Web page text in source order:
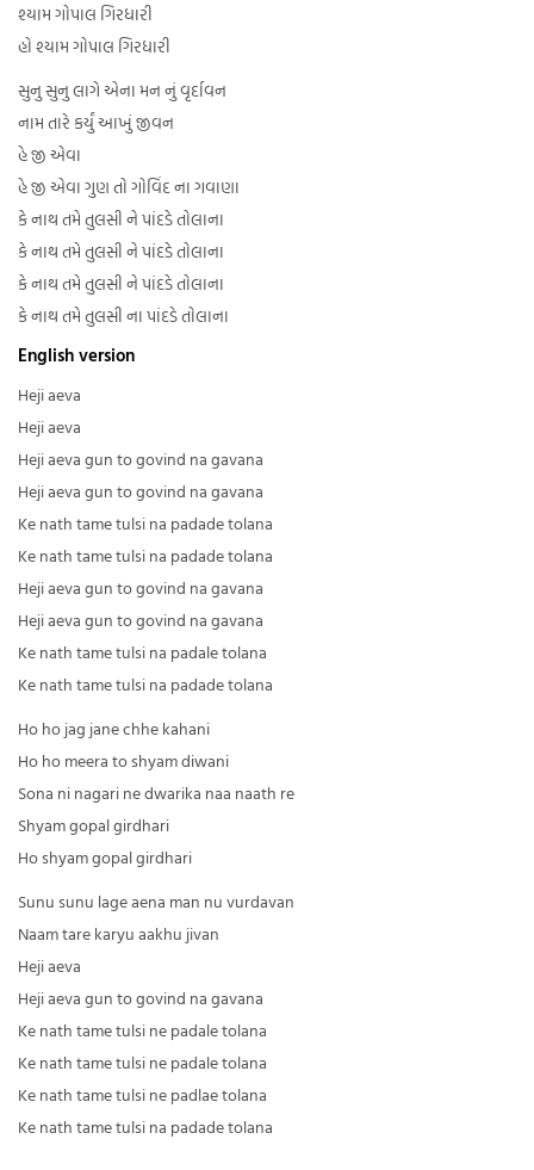
શ્યામ ગોપાલ ગિરધારી
હો શ્યામ ગોપાલ ગિરધારી
સુનુ સુનુ લાગે એના મન નું વૃર્દાવન
નામ તારે કર્યું આખું જીવન
હે જી એવા
હે જી એવા ગુણ તો ગોવિંદ ના ગવાણા
કે નાથ તમે તુલસી ને પાંદડે તોલાના
કે નાથ તમે તુલસી ને પાંદડે તોલાના
કે નાથ તમે તુલસી ને પાંદડે તોલાના
કે નાથ તમે તુલસી ના પાંદડે તોલાના
English version
Heji aeva
Heji aeva
Heji aeva gun to govind na gavana
Heji aeva gun to govind na gavana
Ke nath tame tulsi na padade tolana
Ke nath tame tulsi na padade tolana
Heji aeva gun to govind na gavana
Heji aeva gun to govind na gavana
Ke nath tame tulsi na padale tolana
Ke nath tame tulsi na padade tolana
Ho ho jag jane chhe kahani
Ho ho meera to shyam diwani
Sona ni nagari ne dwarika naa naath re
Shyam gopal girdhari
Ho shyam gopal girdhari
Sunu sunu lage aena man nu vurdavan
Naam tare karyu aakhu jivan
Heji aeva
Heji aeva gun to govind na gavana
Ke nath tame tulsi ne padale tolana
Ke nath tame tulsi ne padale tolana
Ke nath tame tulsi ne padlae tolana
Ke nath tame tulsi na padade tolana